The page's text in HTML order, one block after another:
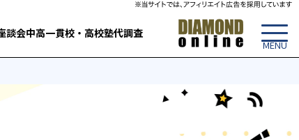
談会中高一貫校・高校塾代調査